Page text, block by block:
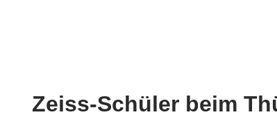
Zeiss-Schüler beim